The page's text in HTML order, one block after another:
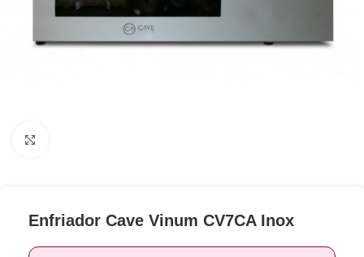
Enfriador Cave Vinum CV7CA Inox